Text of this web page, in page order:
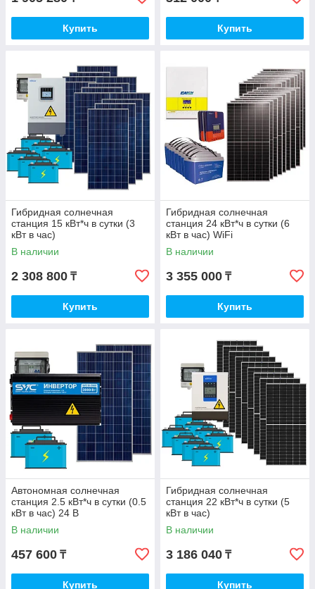
Купить Купить
Гибридная солнечная
станция 15 кВт*ч в сутки (3
кВт в час)
В наличии
2 308 800 ₸
Купить
Гибридная солнечная
станция 24 кВт*ч в сутки (6
кВт в час) WiFi
В наличии
3 355 000 ₸
Купить
Автономная солнечная
станция 2.5 кВт*ч в сутки (0.5
кВт в час) 24 В
В наличии
457 600 ₸
Купить
Гибридная солнечная
станция 22 кВт*ч в сутки (5
кВт в час)
В наличии
3 186 040 ₸
Купить